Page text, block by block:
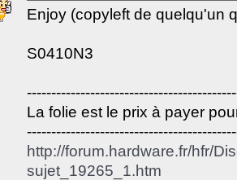
Enjoy (copyleft de quelqu'un
S0410N3
La folie est le prix à payer
http://forum.hardware.fr/hfr/
sujet_19265_1.htm